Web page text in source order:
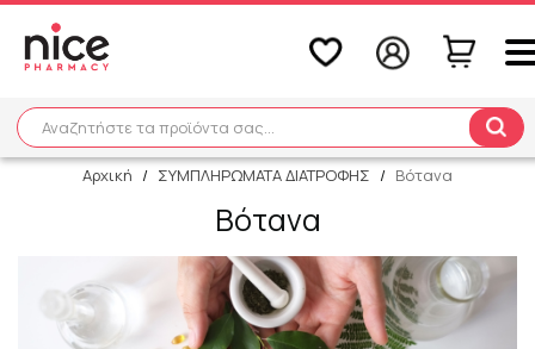
Αναζητήστε τα προϊόντα σας...Αναζήτηση
Αρχική / ΣΥΜΠΛΗΡΩΜΑΤΑ ΔΙΑΤΡΟΦΗΣ / Βότανα
Βότανα